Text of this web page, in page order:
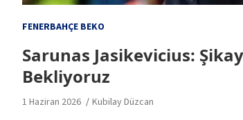
FENERBAHÇE BEKO
Sarunas Jasikevicius:
Bekliyoruz
1 Haziran 2026 Kubilay Düzcan